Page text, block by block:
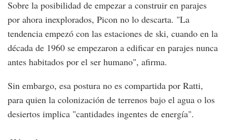
Sobre la posibilidad de empezar a construir en parajes
por ahora inexplorados, Picon no lo descarta. "La
tendencia empezó con las estaciones de ski, cuando en la
década de 1960 se empezaron a edificar en parajes nunca
antes habitados por el ser humano", afirma.
Sin embargo, esa postura no es compartida por Ratti,
para quien la colonización de terrenos bajo el agua o los
desiertos implica "cantidades ingentes de energía".